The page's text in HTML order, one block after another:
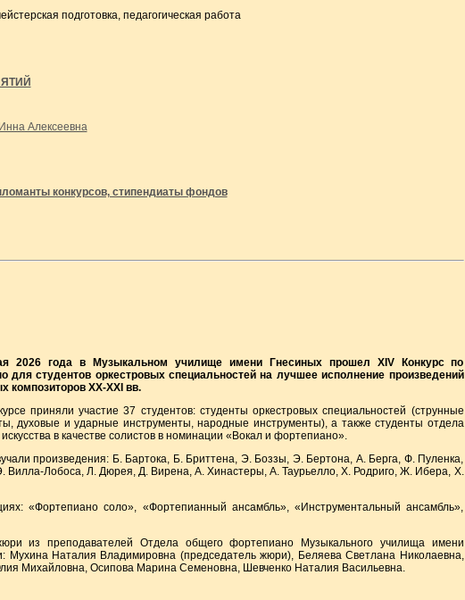
подготовка, педагогическая работа
Алексеевна
конкурсов, стипендиаты фондов
2026 года в Музыкальном училище имени Гнесиных прошел XIV Конкурс по
для студентов оркестровых специальностей на лучшее исполнение произведений
композиторов XX-XXI вв.
приняли участие 37 студентов: студенты оркестровых специальностей (струнные
духовые и ударные инструменты, народные инструменты), а также студенты отдела
искусства в качестве солистов в номинации «Вокал и фортепиано».
произведения: Б. Бартока, Б. Бриттена, Э. Боззы, Э. Бертона, А. Берга, Ф. Пуленка,
Вилла-Лобоса, Л. Дюрея, Д. Вирена, А. Хинастеры, А. Таурьелло, Х. Родриго, Ж. Ибера, Х.
«Фортепиано соло», «Фортепианный ансамбль», «Инструментальный ансамбль»,
из преподавателей Отдела общего фортепиано Музыкального училища имени
Мухина Наталия Владимировна (председатель жюри), Беляева Светлана Николаевна,
Михайловна, Осипова Марина Семеновна, Шевченко Наталия Васильевна.